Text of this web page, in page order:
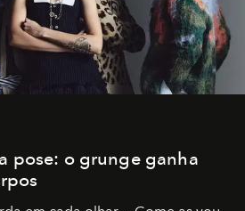
pose: o grunge ganha